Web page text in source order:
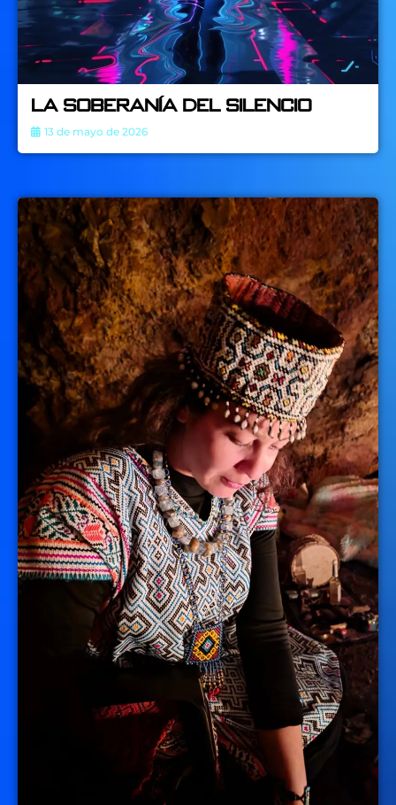
La soberanía del silencio
13 de mayo de 2026